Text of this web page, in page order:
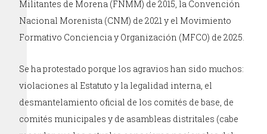
Militantes de Morena (FNMM) de 2015, la Convención
Nacional Morenista (CNM) de 2021 y el Movimiento
Formativo Conciencia y Organización (MFCO) de 2025.
Se ha protestado porque los agravios han sido muchos:
violaciones al Estatuto y la legalidad interna, el
desmantelamiento oficial de los comités de base, de
comités municipales y de asambleas distritales (cabe